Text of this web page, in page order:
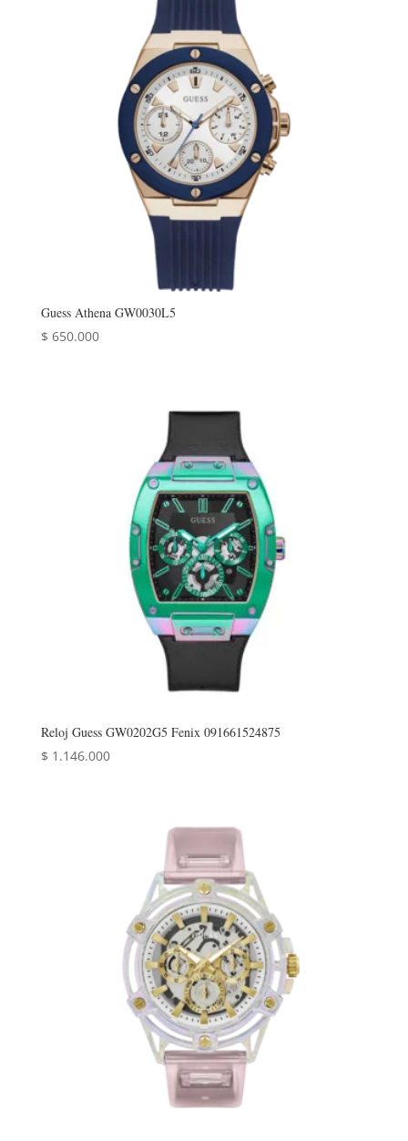
Guess Athena GW0030L5
$ 650.000
Reloj Guess GW0202G5 Fenix 091661524875
$ 1.146.000